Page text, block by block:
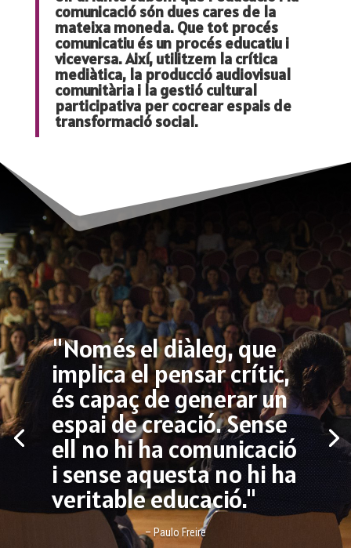
comunicació són dues cares de la
mateixa moneda. Que tot procés
comunicatiu és un procés educatiu i
viceversa. Així, utilitzem la crítica
mediàtica, la producció audiovisual
comunitària i la gestió cultural
participativa per cocrear espais de
transformació social.
"Només el diàleg, que
implica el pensar crític,
és capaç de generar un
espai de creació. Sense
ell no hi ha comunicació
i sense aquesta no hi ha
veritable educació."
– Paulo Freire